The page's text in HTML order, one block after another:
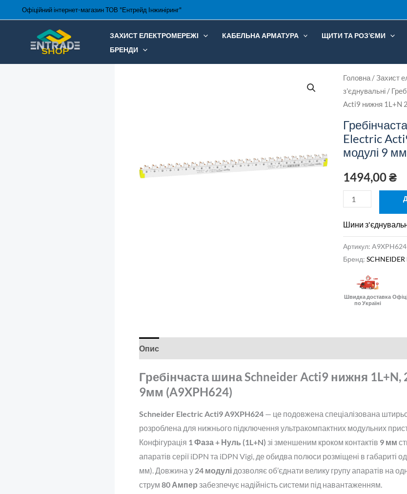
Перейти
до
Офіційний інтернет-магазин ТОВ "Ентрейд Інжиніринг"
ЗАХИСТ ЕЛЕКТРОМЕРЕЖІ КАБЕЛЬНА АРМАТУРА
ЩИТИ ТА РОЗ’ЄМИ
БРЕНДИ
Головна /Захист
з'єднувальні /
Acti9 нижня 1L+N
Electric
модулі 9
1494,00₴
Гребінчаста
шина
Schneider
Electric
Acti9
нижня
24
модулі
9
мм
кількість
Шини
Артикул: A9XPH624
Бренд: SCHNEIDER
Швидка доставка
по Україні
Опис
Гребінчаста шина Schneider Acti9 нижня 1L+N,
9мм (A9XPH624)
Schneider Electric Acti9 A9XPH624— це подовжена спеціалізована
розроблена для нижнього підключення ультракомпактних модульних
Конфігурація 1 Фаза + Нуль (1L+N) зі зменшеним кроком контактів 9 мм
апаратів серії iDPN та iDPN Vigi, де обидва полюси розміщені в габариті
мм). Довжина у 24 модулідозволяє об’єднати велику групу апаратів на
струм 80 Ампер забезпечує надійність системи під навантаженням.